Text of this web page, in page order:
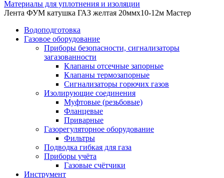
Материалы для уплотнения и изоляции
Лента ФУМ катушка ГАЗ желтая 20ммх10-12м Мастер
Водоподготовка
Газовое оборудование
Приборы безопасности, сигнализаторы
загазованности
Клапаны отсечные запорные
Клапаны термозапорные
Сигнализаторы горючих газов
Изолирующие соединения
Муфтовые (резьбовые)
Фланцевые
Приварные
Газорегуляторное оборудование
Фильтры
Подводка гибкая для газа
Приборы учёта
Газовые счётчики
Инструмент